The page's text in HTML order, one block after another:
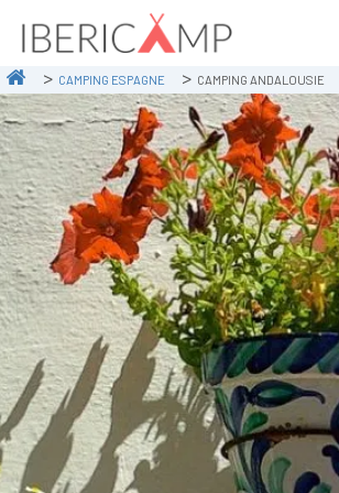
CAMPING ESPAGNE CAMPING ANDALOUSIE